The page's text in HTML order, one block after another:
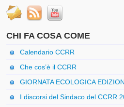
CHI FA COSA COME
Calendario CCRR
Che cos’è il CCRR
GIORNATA ECOLOGICA
I discorsi del Sindaco del CCRR